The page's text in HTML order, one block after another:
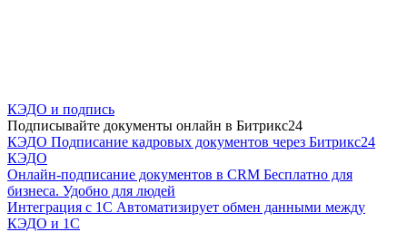
КЭДО и подпись
Подписывайте документы онлайн в Битрикс24
КЭДО Подписание кадровых документов через Битрикс24
КЭДО
Онлайн-подписание документов в CRM Бесплатно для
бизнеса. Удобно для людей
Интеграция с 1С Автоматизирует обмен данными между
КЭДО и 1С